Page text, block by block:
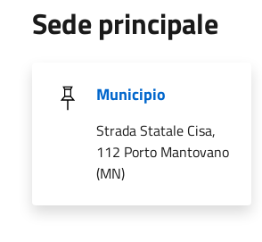
Sede principale
Municipio
Strada Statale Cisa,
112 Porto Mantovano
(MN)